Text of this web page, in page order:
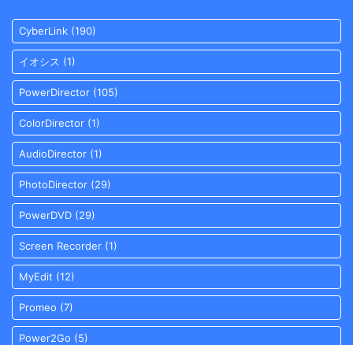
CyberLink (190)
イオシス (1)
PowerDirector (105)
ColorDirector (1)
AudioDirector (1)
PhotoDirector (29)
PowerDVD (29)
Screen Recorder (1)
MyEdit (12)
Promeo (7)
Power2Go (5)